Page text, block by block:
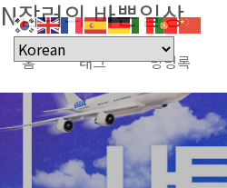
본문 바로가기
N잡러의 바쁜일상
홈 태그 방명록